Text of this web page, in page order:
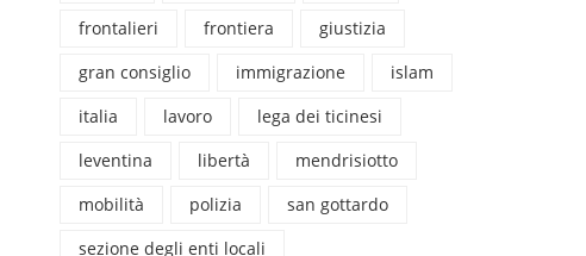
frontalieri
frontiera
giustizia
gran consiglio
immigrazione
islam
italia
lavoro
lega dei ticinesi
leventina
libertà
mendrisiotto
mobilità
polizia
san gottardo
sezione degli enti locali